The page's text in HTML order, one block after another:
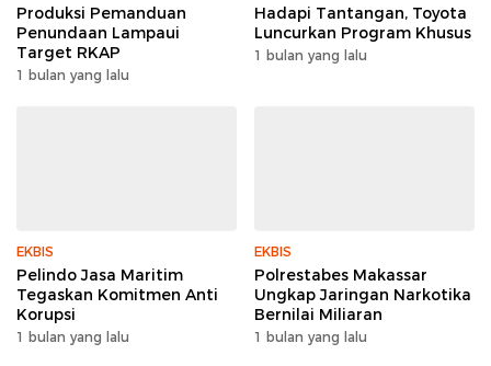
Produksi Pemanduan
Penundaan Lampaui
Target RKAP
1 bulan yang lalu
Hadapi Tantangan, Toyota
Luncurkan Program Khusus
1 bulan yang lalu
EKBIS
Pelindo Jasa Maritim
Tegaskan Komitmen Anti
Korupsi
1 bulan yang lalu
EKBIS
Polrestabes Makassar
Ungkap Jaringan Narkotika
Bernilai Miliaran
1 bulan yang lalu